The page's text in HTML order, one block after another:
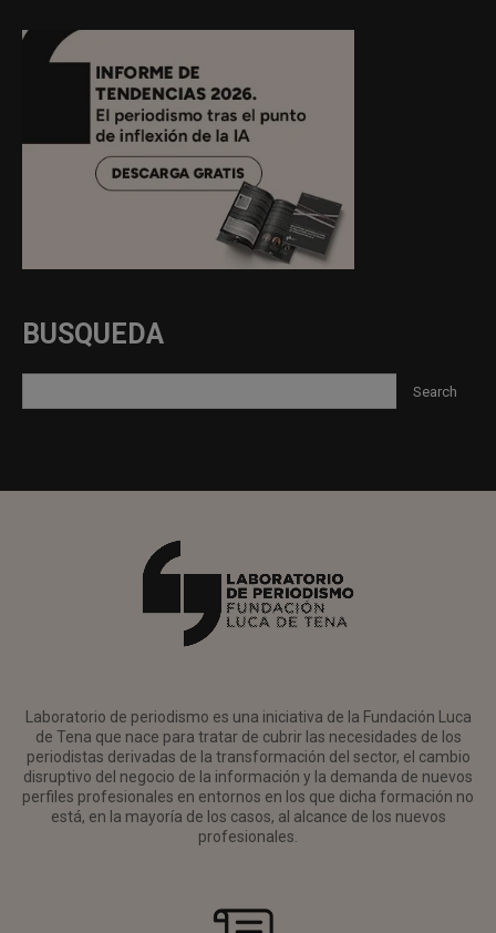
BUSQUEDA
Laboratorio de periodismo es una iniciativa de la Fundación Luca
de Tena que nace para tratar de cubrir las necesidades de los
periodistas derivadas de la transformación del sector, el cambio
disruptivo del negocio de la información y la demanda de nuevos
perfiles profesionales en entornos en los que dicha formación no
está, en la mayoría de los casos, al alcance de los nuevos
profesionales.